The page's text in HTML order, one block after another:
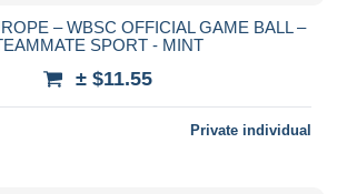
– WBSC OFFICIAL GAME BALL –
SPORT - MINT
± $11.55
Private individual